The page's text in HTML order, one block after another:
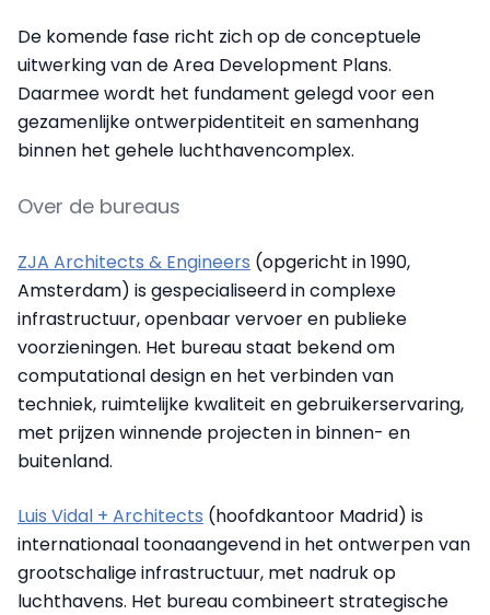
De komende fase richt zich op de conceptuele
uitwerking van de Area Development Plans.
Daarmee wordt het fundament gelegd voor een
gezamenlijke ontwerpidentiteit en samenhang
binnen het gehele luchthavencomplex.
Over de bureaus
ZJA Architects & Engineers (opgericht in 1990,
Amsterdam) is gespecialiseerd in complexe
infrastructuur, openbaar vervoer en publieke
voorzieningen. Het bureau staat bekend om
computational design en het verbinden van
techniek, ruimtelijke kwaliteit en gebruikerservaring,
met prijzen winnende projecten in binnen- en
buitenland.
Luis Vidal + Architects (hoofdkantoor Madrid) is
internationaal toonaangevend in het ontwerpen van
grootschalige infrastructuur, met nadruk op
luchthavens. Het bureau combineert strategische